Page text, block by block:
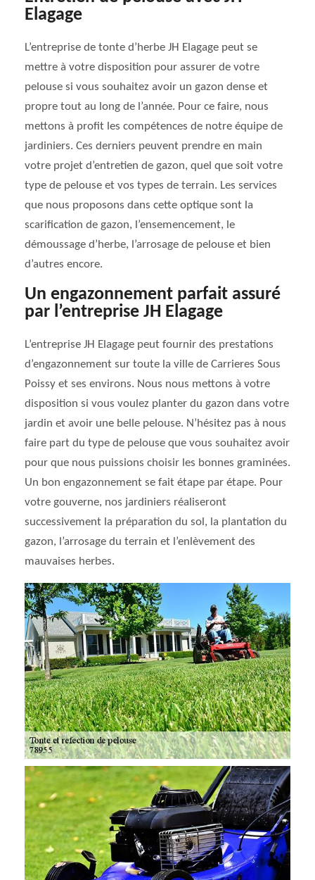
Elagage
L’entreprise de tonte d’herbe JH Elagage peut se
mettre à votre disposition pour assurer de votre
pelouse si vous souhaitez avoir un gazon dense et
propre tout au long de l’année. Pour ce faire, nous
mettons à profit les compétences de notre équipe de
jardiniers. Ces derniers peuvent prendre en main
votre projet d’entretien de gazon, quel que soit votre
type de pelouse et vos types de terrain. Les services
que nous proposons dans cette optique sont la
scarification de gazon, l’ensemencement, le
démoussage d’herbe, l’arrosage de pelouse et bien
d’autres encore.
Un engazonnement parfait assuré
par l’entreprise JH Elagage
L’entreprise JH Elagage peut fournir des prestations
d’engazonnement sur toute la ville de Carrieres Sous
Poissy et ses environs. Nous nous mettons à votre
disposition si vous voulez planter du gazon dans votre
jardin et avoir une belle pelouse. N’hésitez pas à nous
faire part du type de pelouse que vous souhaitez avoir
pour que nous puissions choisir les bonnes graminées.
Un bon engazonnement se fait étape par étape. Pour
votre gouverne, nos jardiniers réaliseront
successivement la préparation du sol, la plantation du
gazon, l’arrosage du terrain et l’enlèvement des
mauvaises herbes.